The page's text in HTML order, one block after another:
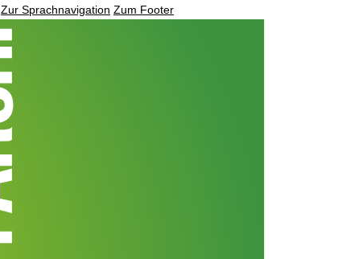
Zur Sprachnavigation Zum Footer